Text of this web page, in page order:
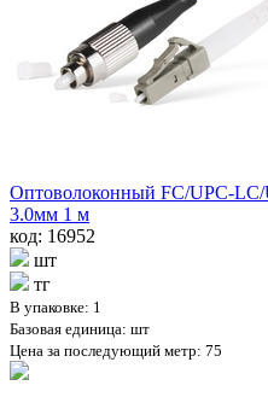
Оптоволоконный FC/UPC-
3.0мм 1 м
код: 16952
шт
тг
В упаковке: 1
Базовая единица: шт
Цена за последующий метр: 75